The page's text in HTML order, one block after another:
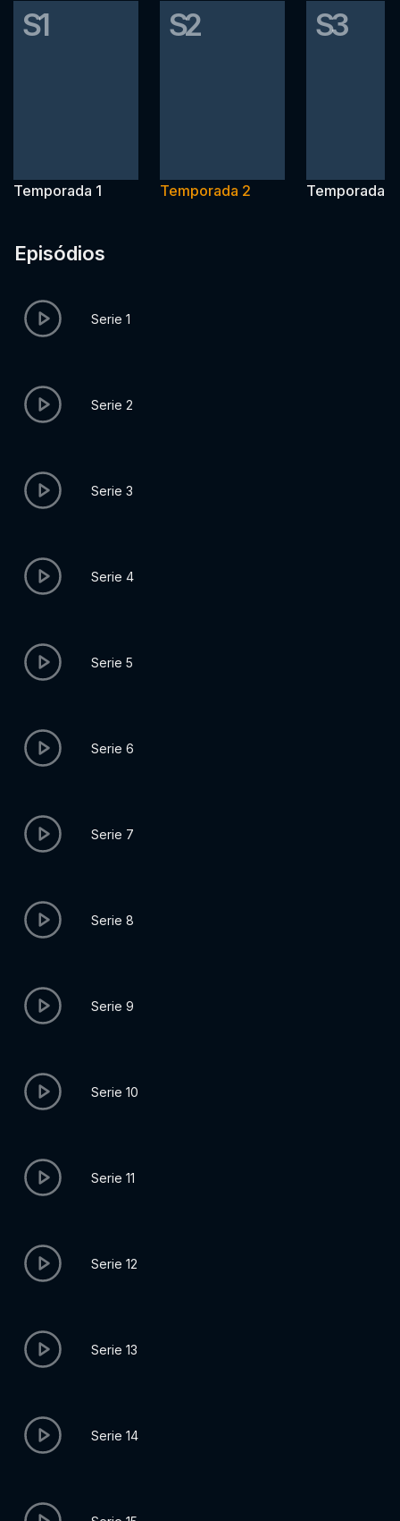
S1
Temporada 1
S2
Temporada 2
S3
Temporada 3
Episódios
Serie 1
Serie 2
Serie 3
Serie 4
Serie 5
Serie 6
Serie 7
Serie 8
Serie 9
Serie 10
Serie 11
Serie 12
Serie 13
Serie 14